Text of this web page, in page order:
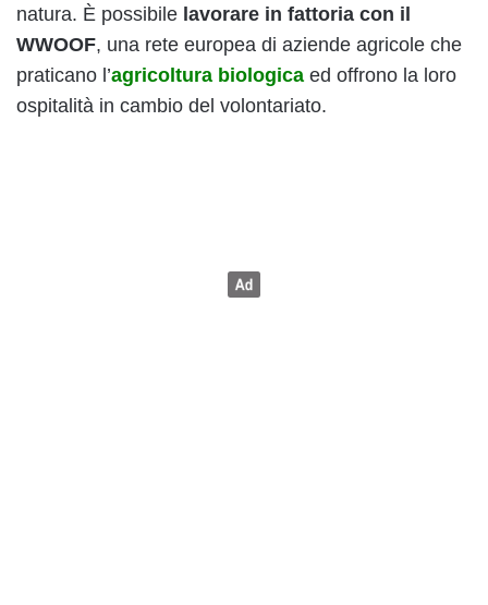
natura. È possibile lavorare in fattoria con il
WWOOF, una rete europea di aziende agricole che
praticano l’agricoltura biologica ed offrono la loro
ospitalità in cambio del volontariato.